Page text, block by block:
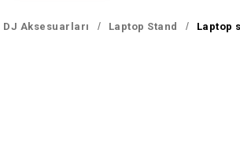
DJ Aksesuarları Laptop Stand Laptop